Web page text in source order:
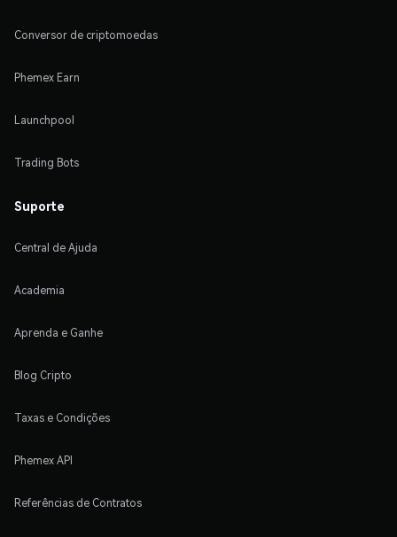
Conversor de criptomoedas
Phemex Earn
Launchpool
Trading Bots
Suporte
Central de Ajuda
Academia
Aprenda e Ganhe
Blog Cripto
Taxas e Condições
Phemex API
Referências de Contratos